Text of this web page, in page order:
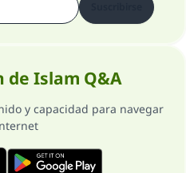
de Islam Q&A
y capacidad para navegar